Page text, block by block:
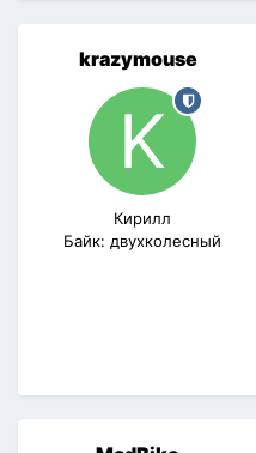
krazymouse
Кирилл
Байк: двухколесный